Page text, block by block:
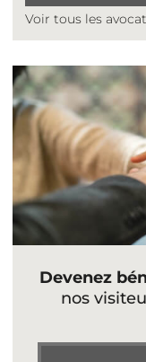
Voir tous les
Devenez
nos